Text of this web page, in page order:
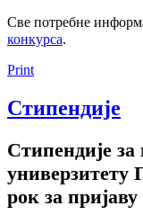
Све потребне
конкурса.
Print
Стипендије
Стипендије за
рок за